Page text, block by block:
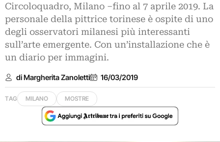
Circoloquadro, Milano –fino al 7 aprile 2019. La
personale della pittrice torinese è ospite di uno
degli osservatori milanesi più interessanti
sull’arte emergente. Con un’installazione che è
un diario per immagini.
di Margherita Zanoletti 16/03/2019
TAG MILANO MOSTRE